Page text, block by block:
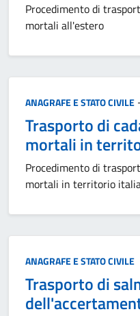
Procedimento di
mortali all'estero
Categoria:
ANAGRAFE E STATO CIVILE
Trasporto di
mortali in
Procedimento di
mortali in territorio
Categoria:
ANAGRAFE E STATO CIVILE
Trasporto di